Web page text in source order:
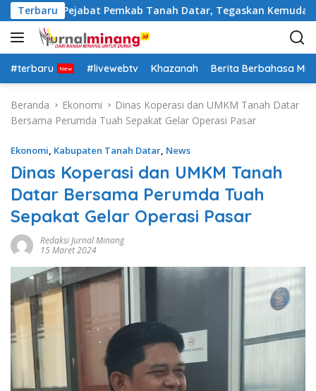
a
g
u
Terbaru
Rotasi Pejabat Pemkab Tanah Datar, Tegaskan Kemudahan
#terbaru #livewebtv Khazanah Berita Berbahasa
Beranda Ekonomi
Dinas Koperasi dan UMKM Tanah Datar
Bersama Perumda Tuah Sepakat Gelar Operasi Pasar
Ekonomi, Kabupaten Tanah Datar, News
Dinas Koperasi dan UMKM Tanah
Datar Bersama Perumda Tuah
Sepakat Gelar Operasi Pasar
Redaksi Jurnal Minang
15 Maret 2024